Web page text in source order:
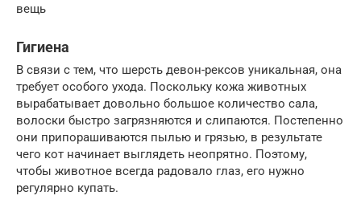
вещь
Гигиена
В связи с тем, что шерсть девон-рексов уникальная, она
требует особого ухода. Поскольку кожа животных
вырабатывает довольно большое количество сала,
волоски быстро загрязняются и слипаются. Постепенно
они припорашиваются пылью и грязью, в результате
чего кот начинает выглядеть неопрятно. Поэтому,
чтобы животное всегда радовало глаз, его нужно
регулярно купать.